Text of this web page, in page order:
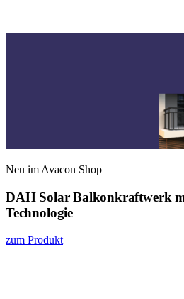
Neu im Avacon Shop
DAH Solar Balkonkraftwerk
Technologie
zum Produkt